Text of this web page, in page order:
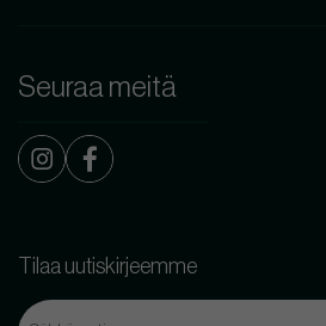
Seuraa meitä
Tilaa uutiskirjeemme